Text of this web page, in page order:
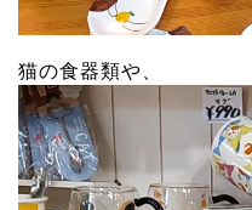
猫の食器類や、